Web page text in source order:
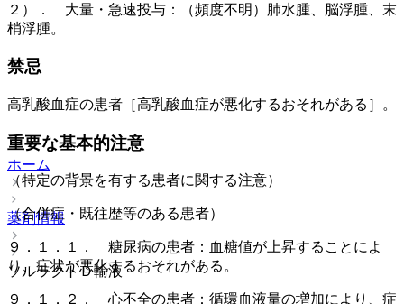
２）． 大量・急速投与：（頻度不明）肺水腫、脳浮腫、末
梢浮腫。
禁忌
高乳酸血症の患者［高乳酸血症が悪化するおそれがある］。
重要な基本的注意
（特定の背景を有する患者に関する注意）
（合併症・既往歴等のある患者）
９．１．１． 糖尿病の患者：血糖値が上昇することによ
り、症状が悪化するおそれがある。
９．１．２． 心不全の患者：循環血液量の増加により、症
ホーム
薬剤情報
ソルラクトＤ輸液